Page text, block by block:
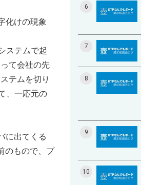
化けの現象
ステムで起
て会社の先
テムを切り
、一応元の
に出てくる
のもので、プ
6
7
8
9
10